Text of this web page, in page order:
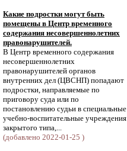
Какие подростки могут быть
помещены в Центр временного
содержания несовершеннолетних
правонарушителей.
В Центр временного содержания
несовершеннолетних
правонарушителей органов
внутренних дел (ЦВСНП) попадают
подростки, направляемые по
приговору суда или по
постановлению судьи в специальные
учебно-воспитательные учреждения
закрытого типа,...
(добавлено 2022-01-25 )